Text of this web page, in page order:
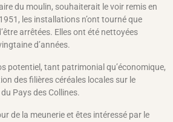
du moulin, souhaiterait le voir remis en
les installations n’ont tourné que
arrêtées. Elles ont été nettoyées
d’années.
potentiel, tant patrimonial qu’économique,
des filières céréales locales sur le
Pays des Collines.
de la meunerie et êtes intéressé par le